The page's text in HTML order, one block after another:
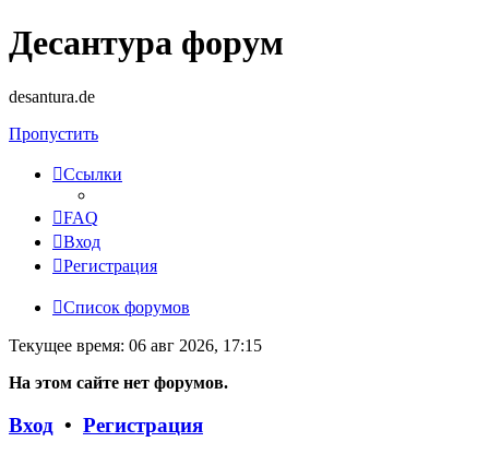
Десантура форум
desantura.de
Пропустить
Ссылки
FAQ
Вход
Регистрация
Список форумов
Текущее время: 06 авг 2026, 17:15
На этом сайте нет форумов.
Вход • Регистрация